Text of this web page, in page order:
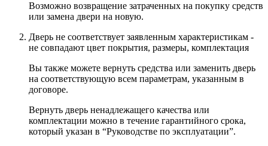
Возможно возвращение затраченных на покупку средств
или замена двери на новую.
Дверь не соответствует заявленным характеристикам -
не совпадают цвет покрытия, размеры, комплектация
Вы также можете вернуть средства или заменить дверь
на соответствующую всем параметрам, указанным в
договоре.
Вернуть дверь ненадлежащего качества или
комплектации можно в течение гарантийного срока,
который указан в “Руководстве по эксплуатации”.